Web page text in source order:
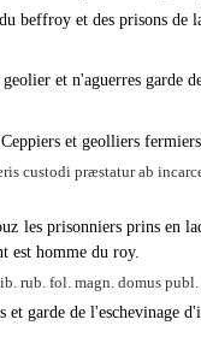
beffroy et des prisons de
et n'aguerres garde
et geolliers
custodi præstatur ab
les prisonniers prins en
est homme du roy.
rub. fol. magn. domus
et garde de l'eschevinage